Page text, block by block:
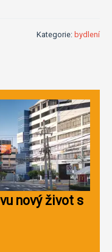
Kategorie: bydlení
nový život s